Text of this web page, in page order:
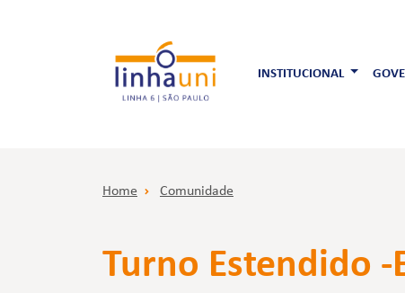
INSTITUCIONAL
Home Comunidade
Turno Estendido -